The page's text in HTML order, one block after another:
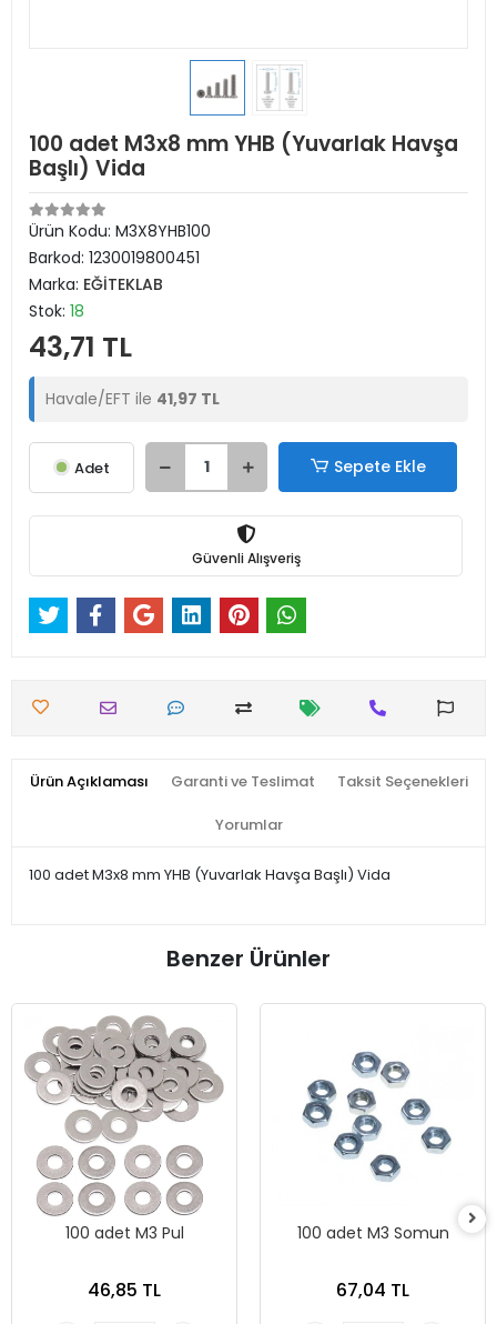
100 adet M3x8 mm YHB (Yuvarlak Havşa
Başlı) Vida
Ürün Kodu: M3X8YHB100
Barkod: 1230019800451
Marka: EĞİTEKLAB
Stok: 18
43,71 TL
Havale/EFT ile 41,97 TL
Adet Sepete Ekle
Güvenli Alışveriş
Ürün Açıklaması Garanti ve Teslimat Taksit Seçenekleri
Yorumlar
100 adet M3x8 mm YHB (Yuvarlak Havşa Başlı) Vida
Benzer Ürünler
100 adet M3 Pul
46,85 TL
100 adet M3 Somun
67,04 TL